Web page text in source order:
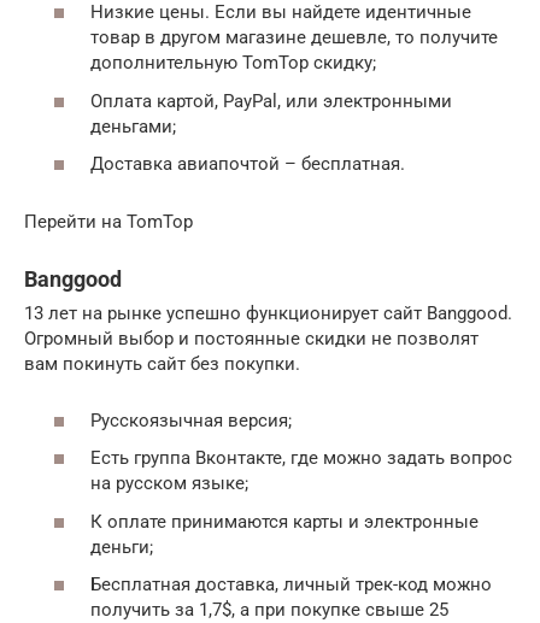
Низкие цены. Если вы найдете идентичные
товар в другом магазине дешевле, то получите
дополнительную TomTop скидку;
Оплата картой, PayPal, или электронными
деньгами;
Доставка авиапочтой – бесплатная.
Перейти на TomTop
Banggood
13 лет на рынке успешно функционирует сайт Banggood.
Огромный выбор и постоянные скидки не позволят
вам покинуть сайт без покупки.
Русскоязычная версия;
Есть группа Вконтакте, где можно задать вопрос
на русском языке;
К оплате принимаются карты и электронные
деньги;
Бесплатная доставка, личный трек-код можно
получить за 1,7$, а при покупке свыше 25